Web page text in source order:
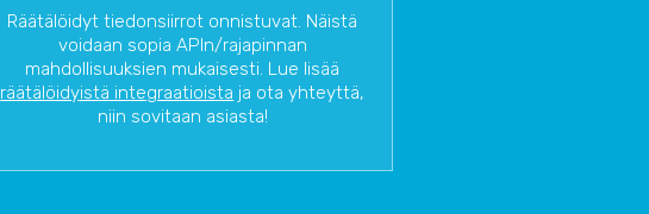
Räätälöidyt tiedonsiirrot onnistuvat. Näistä
voidaan sopia APIn/rajapinnan
mahdollisuuksien mukaisesti. Lue lisää
räätälöidyistä integraatioista ja ota yhteyttä,
niin sovitaan asiasta!